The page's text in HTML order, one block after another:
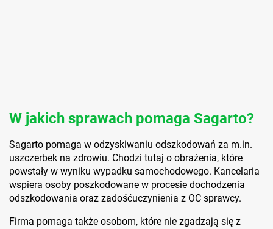
W jakich sprawach pomaga Sagarto?
Sagarto pomaga w odzyskiwaniu odszkodowań za m.in.
uszczerbek na zdrowiu. Chodzi tutaj o obrażenia, które
powstały w wyniku wypadku samochodowego. Kancelaria
wspiera osoby poszkodowane w procesie dochodzenia
odszkodowania oraz zadośćuczynienia z OC sprawcy.
Firma pomaga także osobom, które nie zgadzają się z